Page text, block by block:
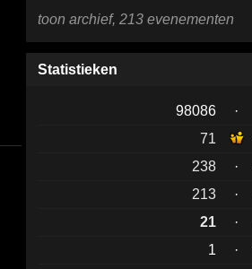
toon archief, 213 evenementen
Statistieken
98086 ·
71
238
·
213
·
21
·
1
·